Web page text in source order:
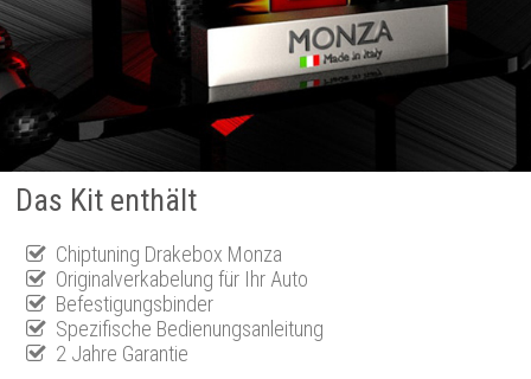
Das Kit enthält
Chiptuning Drakebox Monza
Originalverkabelung für Ihr Auto
Befestigungsbinder
Spezifische Bedienungsanleitung
2 Jahre Garantie